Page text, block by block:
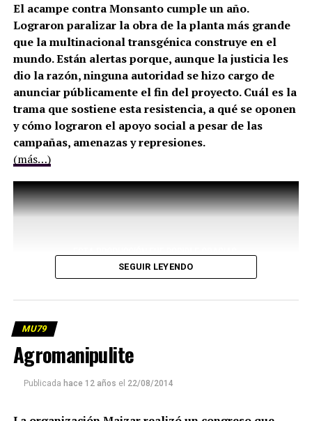
El acampe contra Monsanto cumple un año.
Lograron paralizar la obra de la planta más grande
que la multinacional transgénica construye en el
mundo. Están alertas porque, aunque la justicia les
dio la razón, ninguna autoridad se hizo cargo de
anunciar públicamente el fin del proyecto. Cuál es la
trama que sostiene esta resistencia, a qué se oponen
y cómo lograron el apoyo social a pesar de las
campañas, amenazas y represiones.
(más…)
SEGUIR LEYENDO
MU79
Agromanipulite
Publicada hace 12 años el 22/08/2014